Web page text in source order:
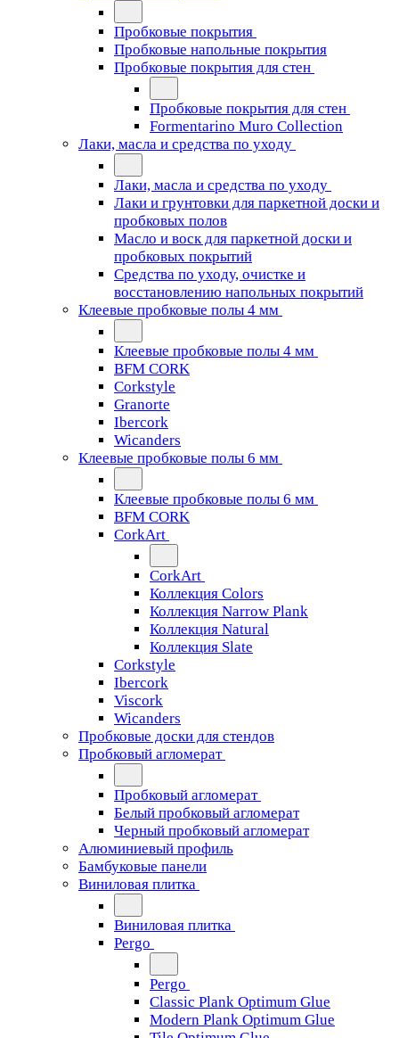
Пробковые покрытия
Пробковые напольные покрытия
Пробковые покрытия для стен
Пробковые покрытия для стен
Formentarino Muro Collection
Лаки, масла и средства по уходу
Лаки, масла и средства по уходу
Лаки и грунтовки для паркетной доски и
пробковых полов
Масло и воск для паркетной доски и
пробковых покрытий
Средства по уходу, очистке и
восстановлению напольных покрытий
Клеевые пробковые полы 4 мм
Клеевые пробковые полы 4 мм
BFM CORK
Corkstyle
Granorte
Ibercork
Wicanders
Клеевые пробковые полы 6 мм
Клеевые пробковые полы 6 мм
BFM CORK
CorkArt
CorkArt
Коллекция Colors
Коллекция Narrow Plank
Коллекция Natural
Коллекция Slate
Corkstyle
Ibercork
Viscork
Wicanders
Пробковые доски для стендов
Пробковый агломерат
Пробковый агломерат
Белый пробковый агломерат
Черный пробковый агломерат
Алюминиевый профиль
Бамбуковые панели
Виниловая плитка
Виниловая плитка
Pergo
Pergo
Classic Plank Optimum Glue
Modern Plank Optimum Glue